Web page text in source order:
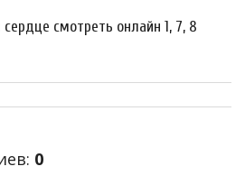
смотреть онлайн 1, 7, 8
: 0